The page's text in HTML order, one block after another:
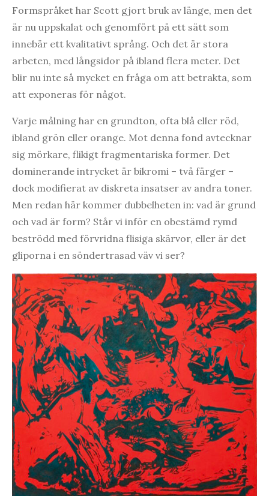
Formspråket har Scott gjort bruk av länge, men det
är nu uppskalat och genomfört på ett sätt som
innebär ett kvalitativt språng. Och det är stora
arbeten, med långsidor på ibland flera meter. Det
blir nu inte så mycket en fråga om att betrakta, som
att exponeras för något.
Varje målning har en grundton, ofta blå eller röd,
ibland grön eller orange. Mot denna fond avtecknar
sig mörkare, flikigt fragmentariska former. Det
dominerande intrycket är bikromi – två färger –
dock modifierat av diskreta insatser av andra toner.
Men redan här kommer dubbelheten in: vad är grund
och vad är form? Står vi inför en obestämd rymd
beströdd med förvridna flisiga skärvor, eller är det
gliporna i en söndertrasad väv vi ser?